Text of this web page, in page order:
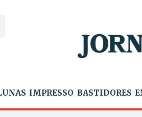
IMPRESSO BASTIDORES